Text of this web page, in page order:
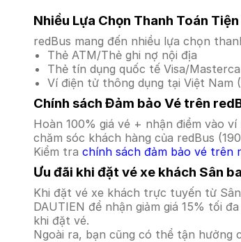
Nhiều Lựa Chọn Thanh Toán
redBus mang đến nhiều lựa chọn
Thẻ ATM/Thẻ ghi nợ nội địa
Thẻ tín dụng quốc tế Visa/
Ví điện tử thông dụng tại Việt Nam
Chính sách Đảm bảo Vé trên
Hoàn 100% giá vé + nhận điểm vào
chăm sóc khách hàng của redBus
Kiểm tra chính sách đảm bảo vé trên
Ưu đãi khi đặt vé xe khách Sân
Khi đặt vé xe khách trực tuyến từ
DAUTIEN để nhận giảm giá 15% tối
khi đặt vé.
Ngoài ra, bạn cũng có thể tận hưởng